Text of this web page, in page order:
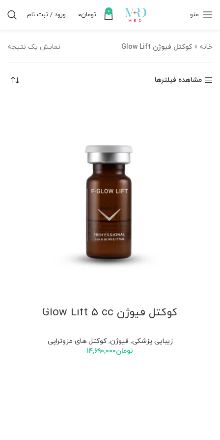
منو 0 تومان۰ ورود / ثبت نام
خانه »کوکتل فیوژن Glow Lift نمایش یک نتیجه
مشاهده فیلترها
کوکتل فیوژن Glow Lift 5 cc
زیبایی پزشکی, فیوژن,کوکتل های مزوتراپی
تومان۱۴,۶۹۰,۰۰۰